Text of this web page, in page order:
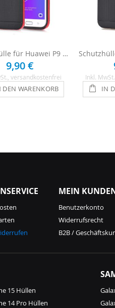
Schutzhülle für Huawei P9 - Schwarz / Rot
9,90 €
, versandkostenfrei
DEN WARENKORB
Inkl. MwSt.
IN
MEIN
Benutzerkonto
Widerrufsrecht
B2B /
15 Hüllen
14 Pro Hüllen